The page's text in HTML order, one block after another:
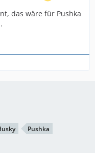
das wäre für Pushka
Pushka